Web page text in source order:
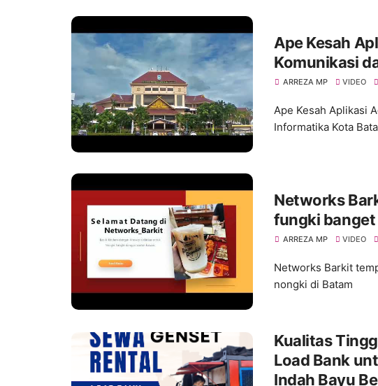
Ape Kesah
Komunikasi
ARREZA MP VIDEO
Ape Kesah Aplikasi
Informatika Kota
Networks
fungki
ARREZA MP VIDEO
Networks Barkit
nongki di Batam
Kualitas
Load Bank
Indah Bayu